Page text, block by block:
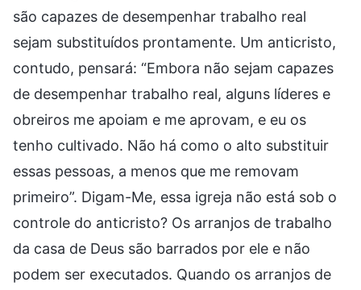
são capazes de desempenhar trabalho real
sejam substituídos prontamente. Um anticristo,
contudo, pensará: “Embora não sejam capazes
de desempenhar trabalho real, alguns líderes e
obreiros me apoiam e me aprovam, e eu os
tenho cultivado. Não há como o alto substituir
essas pessoas, a menos que me removam
primeiro”. Digam-Me, essa igreja não está sob o
controle do anticristo? Os arranjos de trabalho
da casa de Deus são barrados por ele e não
podem ser executados. Quando os arranjos de